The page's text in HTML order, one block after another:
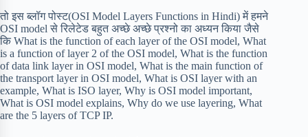
तो इस ब्लॉग पोस्ट(OSI Model Layers Functions in Hindi) में हमने
OSI model से रिलेटेड बहुत अच्छे अच्छे प्रश्नो का अध्यन किया जैसे
कि What is the function of each layer of the OSI model, What
is a function of layer 2 of the OSI model, What is the function
of data link layer in OSI model, What is the main function of
the transport layer in OSI model, What is OSI layer with an
example, What is ISO layer, Why is OSI model important,
What is OSI model explains, Why do we use layering, What
are the 5 layers of TCP IP.